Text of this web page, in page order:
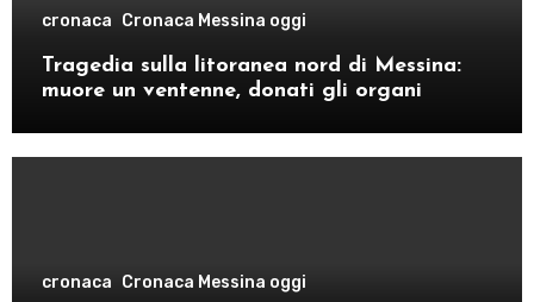
cronaca Cronaca Messina oggi
Tragedia sulla litoranea nord di Messina:
muore un ventenne, donati gli organi
cronaca Cronaca Messina oggi